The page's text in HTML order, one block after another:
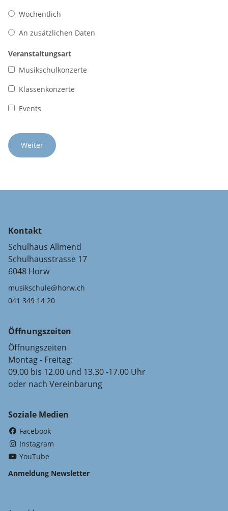
Wöchentlich
An zusätzlichen Daten
Veranstaltungsart
Musikschulkonzerte
Klassenkonzerte
Events
Kontakt
Schulhaus Allmend
Schulhausstrasse 17
6048 Horw
musikschule@horw.ch
041 349 14 20
Öffnungszeiten
Öffnungszeiten
Montag - Freitag:
09.00 bis 12.00 und 13.30 -17.00 Uhr
oder nach Vereinbarung
Soziale Medien
Facebook
Instagram
YouTube
Anmeldung Newsletter